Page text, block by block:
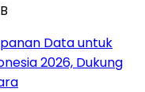
Data untuk
2026, Dukung